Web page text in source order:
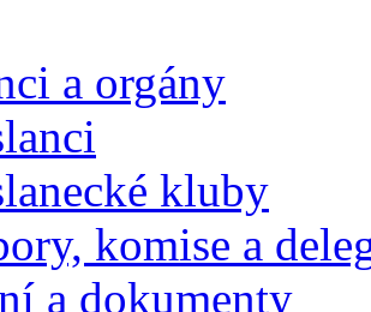
a orgány
kluby
komise a
a dokumenty